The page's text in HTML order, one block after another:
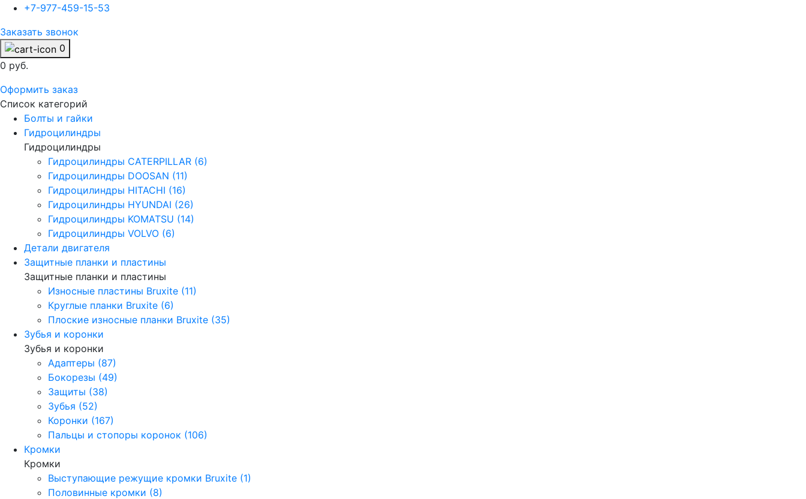
+7-977-459-15-53
Заказать звонок
0
0 руб.
Оформить заказ
Список категорий
Болты и гайки
Гидроцилиндры
Гидроцилиндры
Гидроцилиндры CATERPILLAR (6)
Гидроцилиндры DOOSAN (11)
Гидроцилиндры HITACHI (16)
Гидроцилиндры HYUNDAI (26)
Гидроцилиндры KOMATSU (14)
Гидроцилиндры VOLVO (6)
Детали двигателя
Защитные планки и пластины
Защитные планки и пластины
Износные пластины Bruxite (11)
Круглые планки Bruxite (6)
Плоские износные планки Bruxite (35)
Зубья и коронки
Зубья и коронки
Адаптеры (87)
Бокорезы (49)
Защиты (38)
Зубья (52)
Коронки (167)
Пальцы и стопоры коронок (106)
Кромки
Кромки
Выступающие режущие кромки Bruxite (1)
Половинные кромки (8)